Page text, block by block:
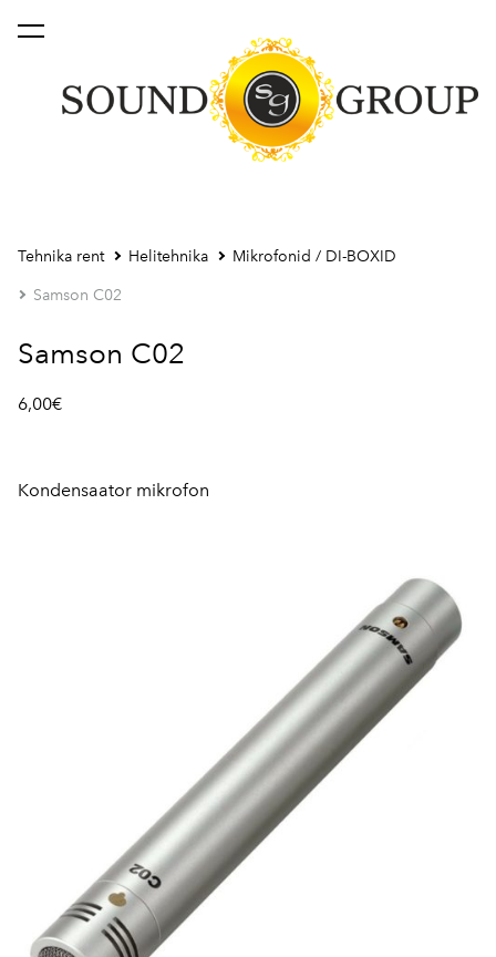
lisati ostukorvi. Vaata ostukorvi
Tehnika rent Helitehnika Mikrofonid / DI-BOXID
Samson C02
Samson C02
6,00€
Kondensaator mikrofon